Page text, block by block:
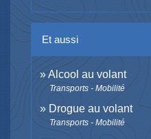
Et aussi
Alcool au volant
Transports - Mobilité
Drogue au volant
Transports - Mobilité